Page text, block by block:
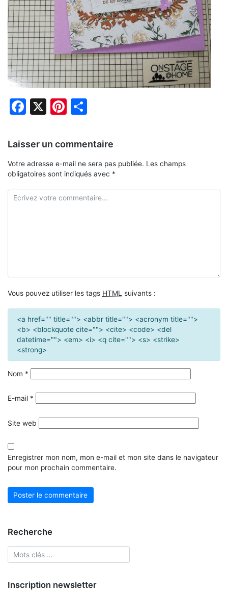
Facebook
X Pinterest
Laisser un commentaire
Votre adresse e-mail ne sera pas publiée. Les champs
obligatoires sont indiqués avec *
Vous pouvez utiliser les tags HTML suivants :
<a href="" title=""> <abbr title=""> <acronym title="">
<b> <blockquote cite=""> <cite> <code> <del
datetime=""> <em> <i> <q cite=""> <s> <strike>
<strong>
Nom *
E-mail *
Site web
Enregistrer mon nom, mon e-mail et mon site dans le navigateur
pour mon prochain commentaire.
Recherche
Inscription newsletter